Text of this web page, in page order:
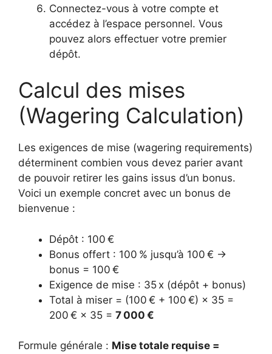
Connectez-vous à votre compte et
accédez à l’espace personnel. Vous
pouvez alors effectuer votre premier
dépôt.
Calcul des mises
(Wagering Calculation)
Les exigences de mise (wagering requirements)
déterminent combien vous devez parier avant
de pouvoir retirer les gains issus d’un bonus.
Voici un exemple concret avec un bonus de
bienvenue :
Dépôt : 100 €
Bonus offert : 100 % jusqu’à 100 € →
bonus = 100 €
Exigence de mise : 35 x (dépôt + bonus)
Total à miser = (100 € + 100 €) × 35 =
200 € × 35 = 7 000 €
Formule générale : Mise totale requise =